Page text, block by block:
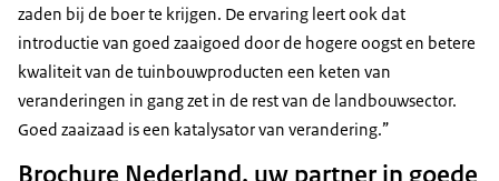
zaden bij de boer te krijgen. De ervaring leert ook dat
introductie van goed zaaigoed door de hogere oogst en betere
kwaliteit van de tuinbouwproducten een keten van
veranderingen in gang zet in de rest van de landbouwsector.
Goed zaaizaad is een katalysator van verandering.”